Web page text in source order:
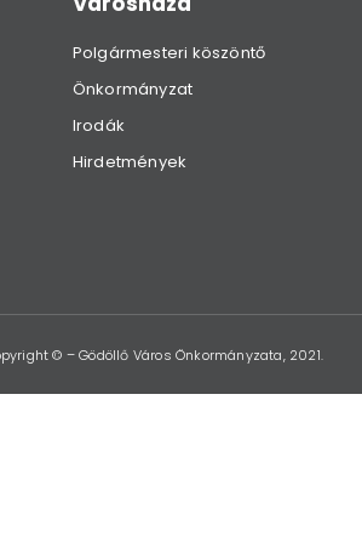
Polgármesteri köszöntő
Önkormányzat
Irodák
Hirdetmények
© – Gödöllő Város Önkormányzata, 2021.